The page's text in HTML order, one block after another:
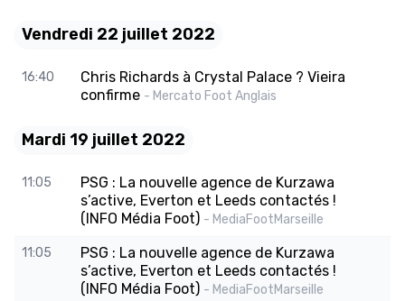
Vendredi 22 juillet 2022
16:40
Chris Richards à Crystal Palace ? Vieira
confirme - Mercato Foot Anglais
Mardi 19 juillet 2022
11:05
PSG : La nouvelle agence de Kurzawa
s’active, Everton et Leeds contactés !
(INFO Média Foot) - MediaFootMarseille
11:05
PSG : La nouvelle agence de Kurzawa
s’active, Everton et Leeds contactés !
(INFO Média Foot) - MediaFootMarseille